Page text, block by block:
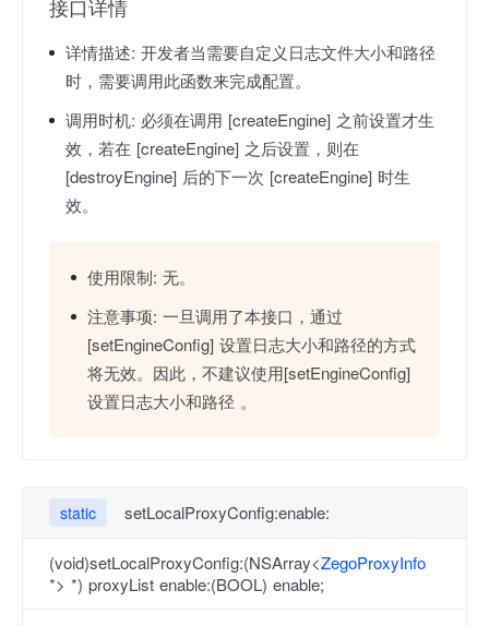
接口详情
详情描述: 开发者当需要自定义日志文件大小和路径
时，需要调用此函数来完成配置。
调用时机: 必须在调用 [createEngine] 之前设置才生
效，若在 [createEngine] 之后设置，则在
[destroyEngine] 后的下一次 [createEngine] 时生
效。
使用限制: 无。
注意事项: 一旦调用了本接口，通过
[setEngineConfig] 设置日志大小和路径的方式
将无效。因此，不建议使用[setEngineConfig]
设置日志大小和路径 。
static setLocalProxyConfig:enable:
(void)setLocalProxyConfig:(NSArray<ZegoProxyInfo
*> *) proxyList enable:(BOOL) enable;